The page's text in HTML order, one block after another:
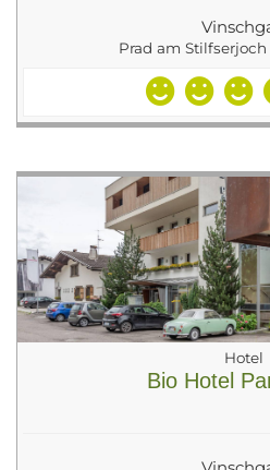
Prad am Stilfserjoch
Hotel
Bio Hotel